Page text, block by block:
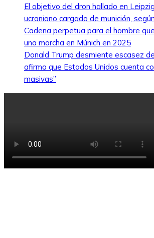
El objetivo del dron hallado en
ucraniano cargado de munición,
Cadena perpetua para el hombre
una marcha en Múnich en 2025
Donald Trump desmiente escasez
afirma que Estados Unidos cuenta
masivas”